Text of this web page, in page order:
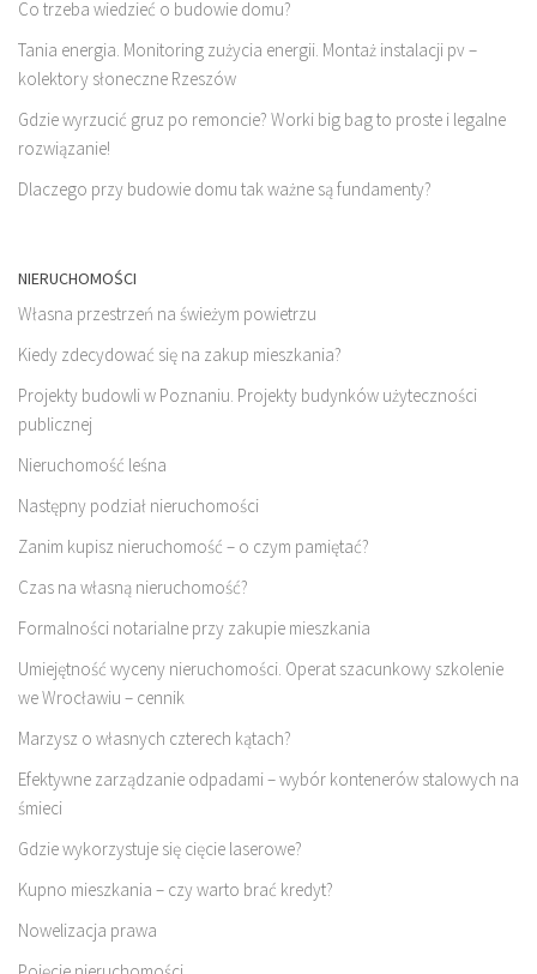
Co trzeba wiedzieć o budowie domu?
Tania energia. Monitoring zużycia energii. Montaż instalacji pv –
kolektory słoneczne Rzeszów
Gdzie wyrzucić gruz po remoncie? Worki big bag to proste i legalne
rozwiązanie!
Dlaczego przy budowie domu tak ważne są fundamenty?
NIERUCHOMOŚCI
Własna przestrzeń na świeżym powietrzu
Kiedy zdecydować się na zakup mieszkania?
Projekty budowli w Poznaniu. Projekty budynków użyteczności
publicznej
Nieruchomość leśna
Następny podział nieruchomości
Zanim kupisz nieruchomość – o czym pamiętać?
Czas na własną nieruchomość?
Formalności notarialne przy zakupie mieszkania
Umiejętność wyceny nieruchomości. Operat szacunkowy szkolenie
we Wrocławiu – cennik
Marzysz o własnych czterech kątach?
Efektywne zarządzanie odpadami – wybór kontenerów stalowych na
śmieci
Gdzie wykorzystuje się cięcie laserowe?
Kupno mieszkania – czy warto brać kredyt?
Nowelizacja prawa